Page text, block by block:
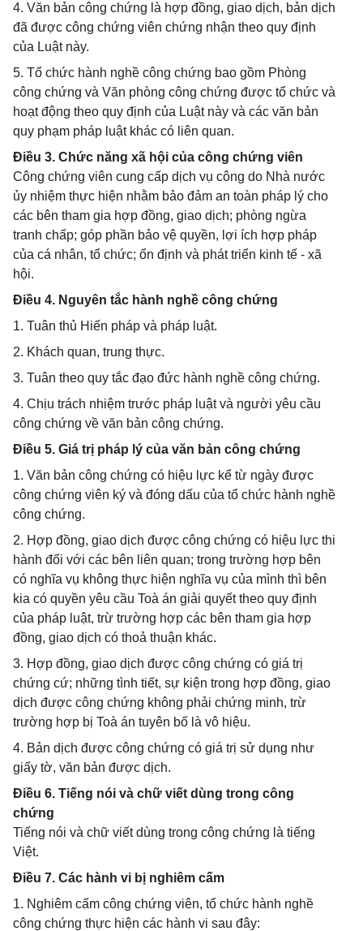
4. Văn bản công chứng là hợp đồng, giao dịch, bản dịch
đã được công chứng viên chứng nhận theo quy định
của Luật này.
5. Tổ chức hành nghề công chứng bao gồm Phòng
công chứng và Văn phòng công chứng được tổ chức và
hoạt động theo quy định của Luật này và các văn bản
quy phạm pháp luật khác có liên quan.
Điều 3. Chức năng xã hội của công chứng viên
Công chứng viên cung cấp dịch vụ công do Nhà nước
ủy nhiệm thực hiện nhằm bảo đảm an toàn pháp lý cho
các bên tham gia hợp đồng, giao dịch; phòng ngừa
tranh chấp; góp phần bảo vệ quyền, lợi ích hợp pháp
của cá nhân, tổ chức; ổn định và phát triển kinh tế - xã
hội.
Điều 4. Nguyên tắc hành nghề công chứng
1. Tuân thủ Hiến pháp và pháp luật.
2. Khách quan, trung thực.
3. Tuân theo quy tắc đạo đức hành nghề công chứng.
4. Chịu trách nhiệm trước pháp luật và người yêu cầu
công chứng về văn bản công chứng.
Điều 5. Giá trị pháp lý của văn bản công chứng
1. Văn bản công chứng có hiệu lực kể từ ngày được
công chứng viên ký và đóng dấu của tổ chức hành nghề
công chứng.
2. Hợp đồng, giao dịch được công chứng có hiệu lực thi
hành đối với các bên liên quan; trong trường hợp bên
có nghĩa vụ không thực hiện nghĩa vụ của mình thì bên
kia có quyền yêu cầu Toà án giải quyết theo quy định
của pháp luật, trừ trường hợp các bên tham gia hợp
đồng, giao dịch có thoả thuận khác.
3. Hợp đồng, giao dịch được công chứng có giá trị
chứng cứ; những tình tiết, sự kiện trong hợp đồng, giao
dịch được công chứng không phải chứng minh, trừ
trường hợp bị Toà án tuyên bố là vô hiệu.
4. Bản dịch được công chứng có giá trị sử dụng như
giấy tờ, văn bản được dịch.
Điều 6. Tiếng nói và chữ viết dùng trong công
chứng
Tiếng nói và chữ viết dùng trong công chứng là tiếng
Việt.
Điều 7. Các hành vi bị nghiêm cấm
1. Nghiêm cấm công chứng viên, tổ chức hành nghề
công chứng thực hiện các hành vi sau đây: